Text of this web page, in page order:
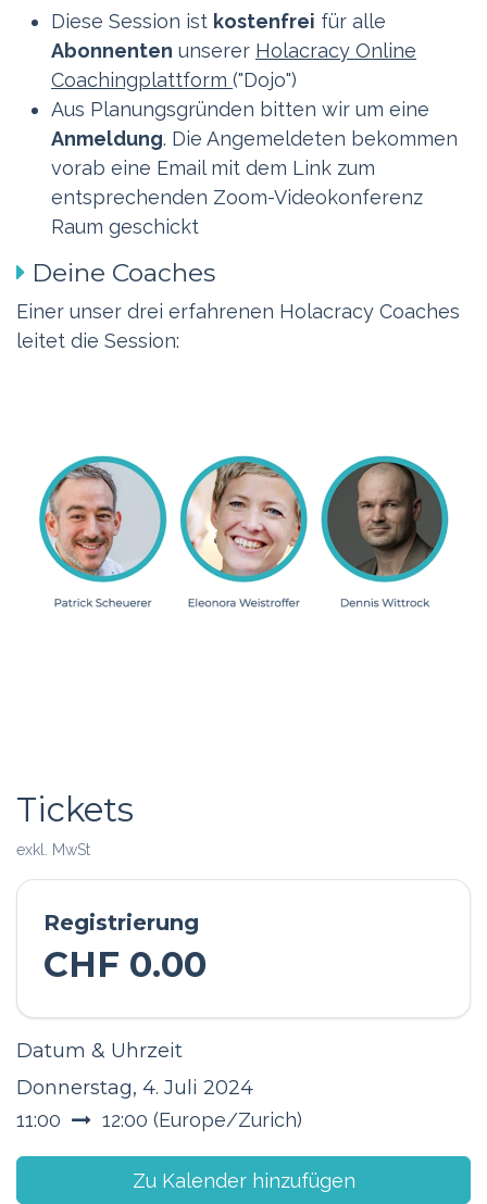
Diese Session ist kostenfrei für alle
Abonnenten unserer Holacracy Online
Coachingplattform ("Dojo")
Aus Planungsgründen bitten wir um eine
Anmeldung. Die Angemeldeten bekommen
vorab eine Email mit dem Link zum
entsprechenden Zoom-Videokonferenz
Raum geschickt
Deine Coaches
Einer unser drei erfahrenen Holacracy Coaches
leitet die Session:
Tickets
exkl. MwSt
Registrierung
CHF 0.00
Datum & Uhrzeit
Donnerstag, 4. Juli 2024
11:00 12:00 (Europe/Zurich)
Zu Kalender hinzufügen